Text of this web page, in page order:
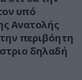
υπό
Ανατολής
περιβόητη
δηλαδή